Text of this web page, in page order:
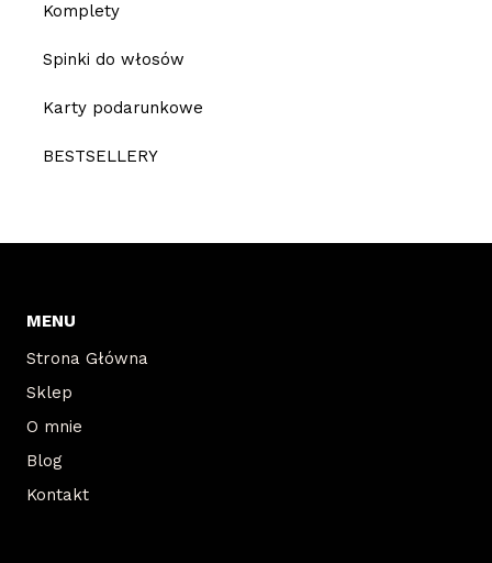
Komplety
Spinki do włosów
Karty podarunkowe
BESTSELLERY
MENU
Strona Główna
Sklep
O mnie
Blog
Kontakt